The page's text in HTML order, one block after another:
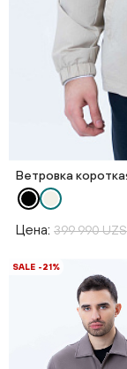
Ветровка
Цена: 399 990
SALE -21%